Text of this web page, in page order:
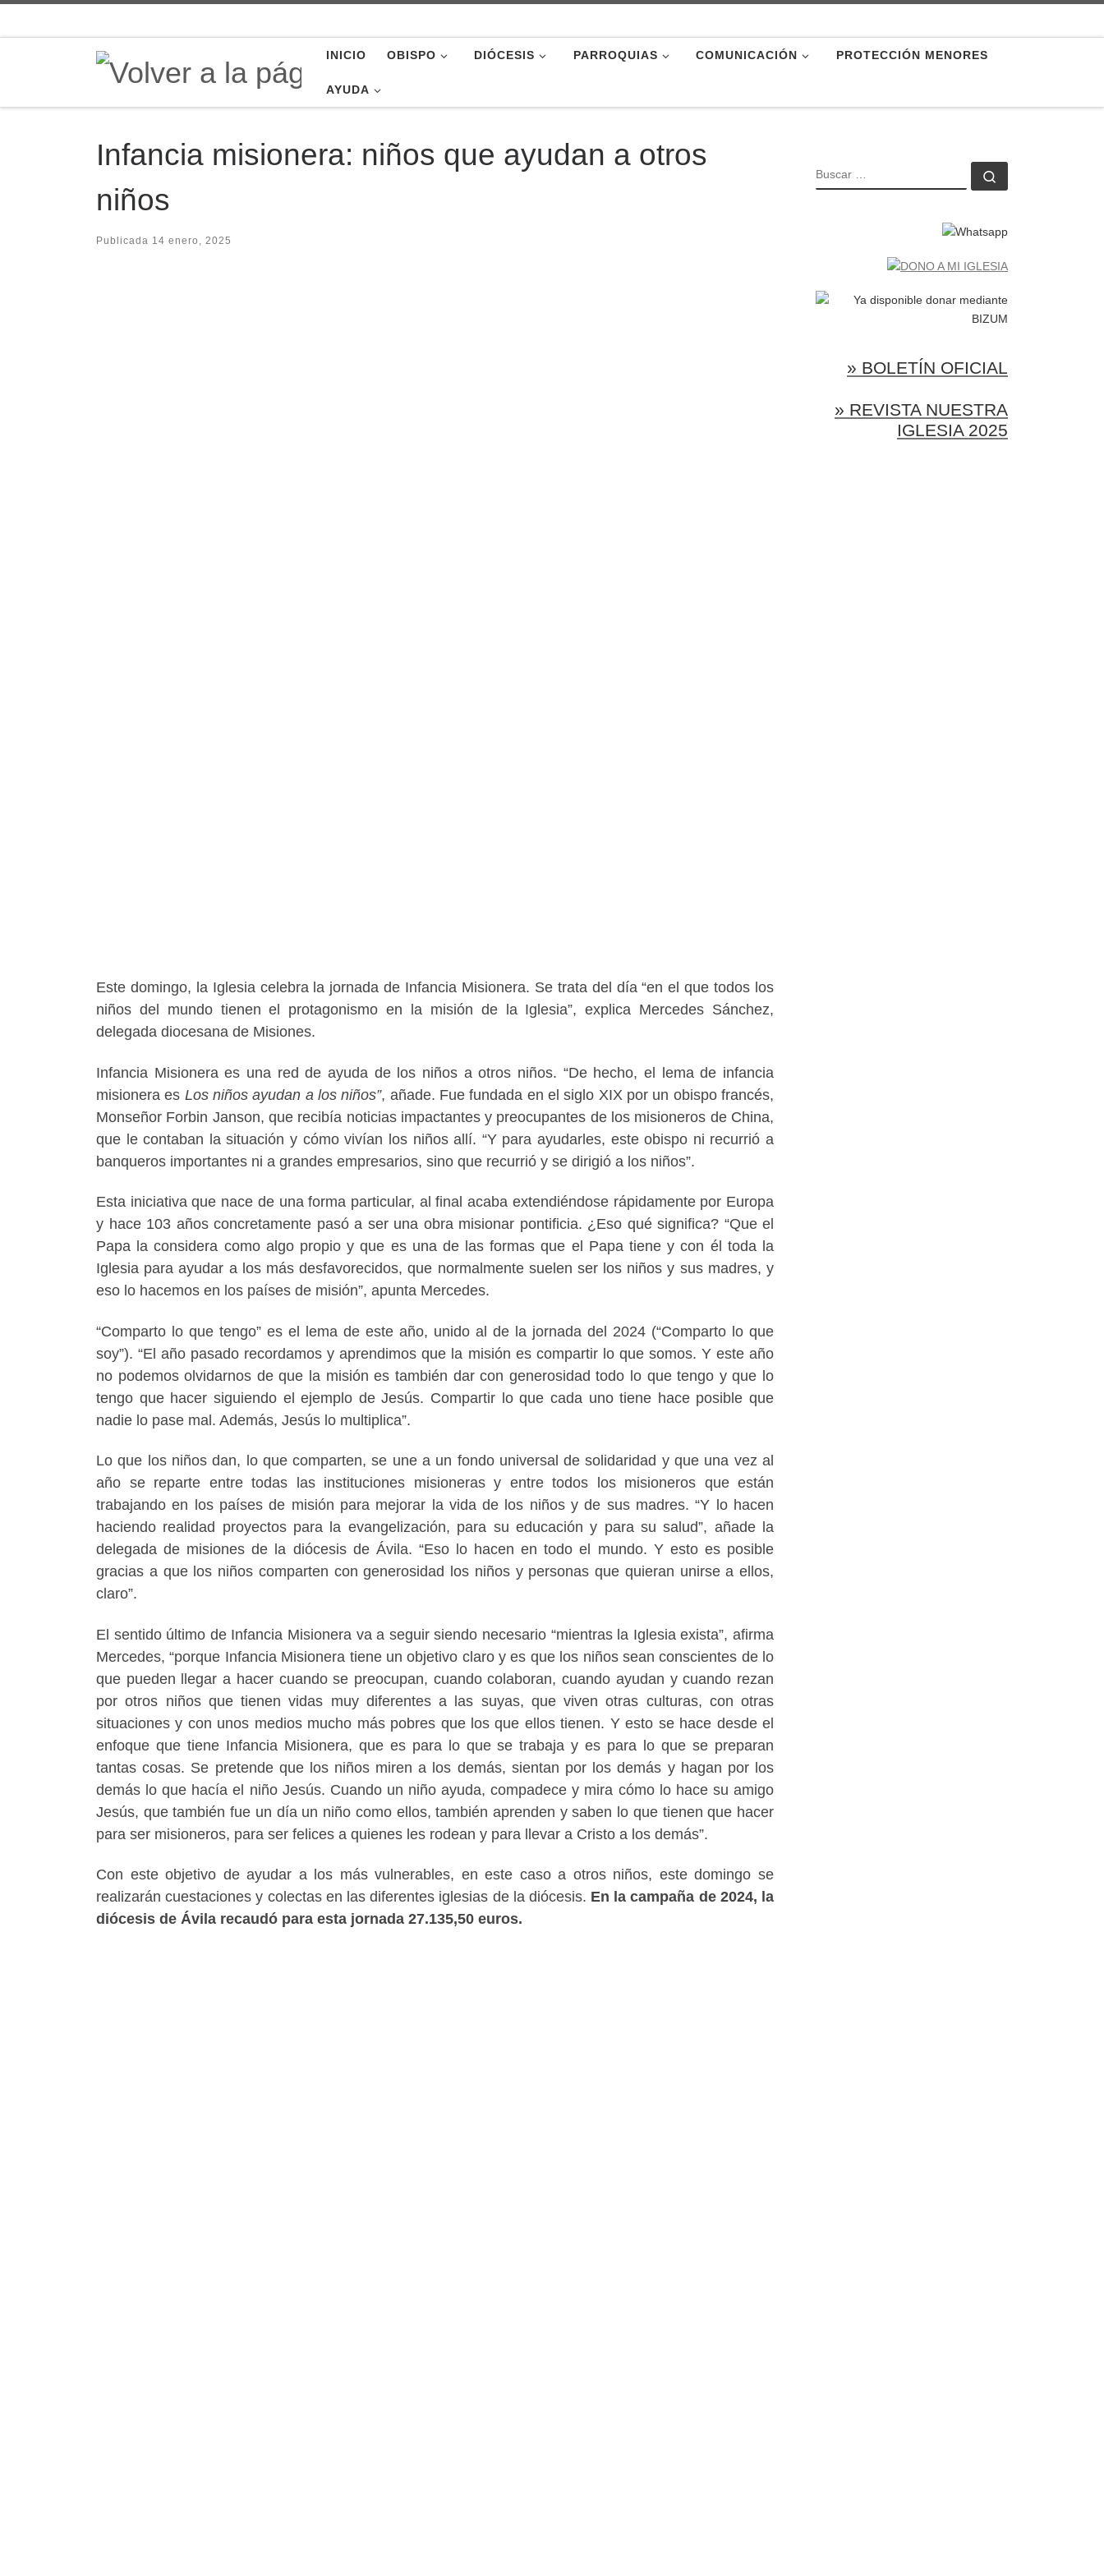
INICIO OBISPO DIÓCESIS PARROQUIAS COMUNICACIÓN PROTECCIÓN MENORES
AYUDA
Infancia misionera: niños que ayudan a otros
niños
Publicada 14 enero, 2025
Este domingo, la Iglesia celebra la jornada de Infancia Misionera. Se trata del día “en el que todos los
niños del mundo tienen el protagonismo en la misión de la Iglesia”, explica Mercedes Sánchez,
delegada diocesana de Misiones.
Infancia Misionera es una red de ayuda de los niños a otros niños. “De hecho, el lema de infancia
misionera es Los niños ayudan a los niños”, añade. Fue fundada en el siglo XIX por un obispo francés,
Monseñor Forbin Janson, que recibía noticias impactantes y preocupantes de los misioneros de China,
que le contaban la situación y cómo vivían los niños allí. “Y para ayudarles, este obispo ni recurrió a
banqueros importantes ni a grandes empresarios, sino que recurrió y se dirigió a los niños”.
Esta iniciativa que nace de una forma particular, al final acaba extendiéndose rápidamente por Europa
y hace 103 años concretamente pasó a ser una obra misionar pontificia. ¿Eso qué significa? “Que el
Papa la considera como algo propio y que es una de las formas que el Papa tiene y con él toda la
Iglesia para ayudar a los más desfavorecidos, que normalmente suelen ser los niños y sus madres, y
eso lo hacemos en los países de misión”, apunta Mercedes.
“Comparto lo que tengo” es el lema de este año, unido al de la jornada del 2024 (“Comparto lo que
soy”). “El año pasado recordamos y aprendimos que la misión es compartir lo que somos. Y este año
no podemos olvidarnos de que la misión es también dar con generosidad todo lo que tengo y que lo
tengo que hacer siguiendo el ejemplo de Jesús. Compartir lo que cada uno tiene hace posible que
nadie lo pase mal. Además, Jesús lo multiplica”.
Lo que los niños dan, lo que comparten, se une a un fondo universal de solidaridad y que una vez al
año se reparte entre todas las instituciones misioneras y entre todos los misioneros que están
trabajando en los países de misión para mejorar la vida de los niños y de sus madres. “Y lo hacen
haciendo realidad proyectos para la evangelización, para su educación y para su salud”, añade la
delegada de misiones de la diócesis de Ávila. “Eso lo hacen en todo el mundo. Y esto es posible
gracias a que los niños comparten con generosidad los niños y personas que quieran unirse a ellos,
claro”.
El sentido último de Infancia Misionera va a seguir siendo necesario “mientras la Iglesia exista”, afirma
Mercedes, “porque Infancia Misionera tiene un objetivo claro y es que los niños sean conscientes de lo
que pueden llegar a hacer cuando se preocupan, cuando colaboran, cuando ayudan y cuando rezan
por otros niños que tienen vidas muy diferentes a las suyas, que viven otras culturas, con otras
situaciones y con unos medios mucho más pobres que los que ellos tienen. Y esto se hace desde el
enfoque que tiene Infancia Misionera, que es para lo que se trabaja y es para lo que se preparan
tantas cosas. Se pretende que los niños miren a los demás, sientan por los demás y hagan por los
demás lo que hacía el niño Jesús. Cuando un niño ayuda, compadece y mira cómo lo hace su amigo
Jesús, que también fue un día un niño como ellos, también aprenden y saben lo que tienen que hacer
para ser misioneros, para ser felices a quienes les rodean y para llevar a Cristo a los demás”.
Con este objetivo de ayudar a los más vulnerables, en este caso a otros niños, este domingo se
realizarán cuestaciones y colectas en las diferentes iglesias de la diócesis. En la campaña de 2024, la
diócesis de Ávila recaudó para esta jornada 27.135,50 euros.
BUSCAR
» BOLETÍN OFICIAL
» REVISTA NUESTRA
IGLESIA 2025